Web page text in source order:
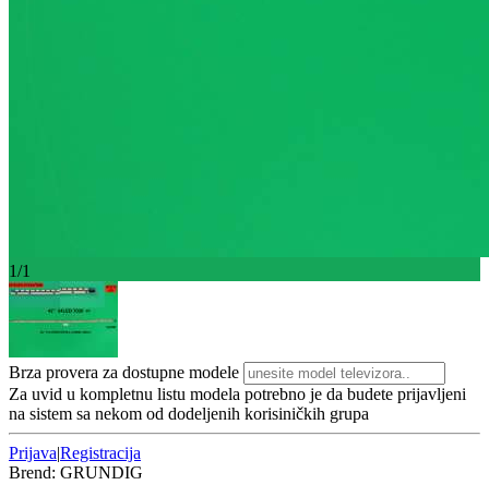
1/1
Brza provera za dostupne modele
Za uvid u kompletnu listu modela potrebno je da budete prijavljeni
na sistem sa nekom od dodeljenih korisiničkih grupa
Prijava|Registracija
Brend: GRUNDIG